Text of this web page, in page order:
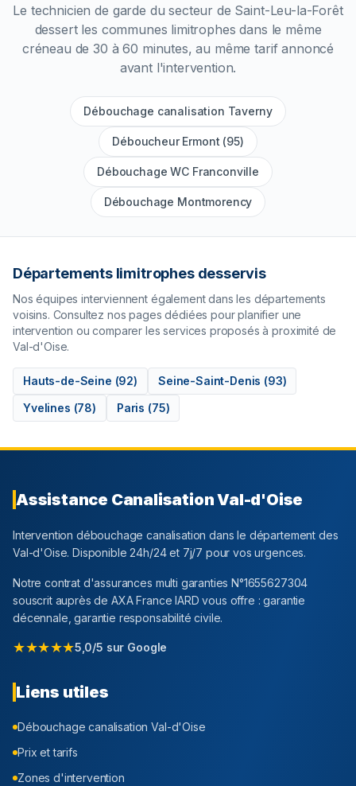
Le technicien de garde du secteur de Saint-Leu-la-Forêt
dessert les communes limitrophes dans le même
créneau de 30 à 60 minutes, au même tarif annoncé
avant l'intervention.
Débouchage canalisation Taverny
Déboucheur Ermont (95)
Débouchage WC Franconville
Débouchage Montmorency
Départements limitrophes desservis
Nos équipes interviennent également dans les départements
voisins. Consultez nos pages dédiées pour planifier une
intervention ou comparer les services proposés à proximité de
Val-d'Oise.
Hauts-de-Seine (92) Seine-Saint-Denis (93)
Yvelines (78) Paris (75)
Assistance CanalisationVal-d'Oise
Intervention débouchage canalisation dans le département des
Val-d'Oise. Disponible 24h/24 et 7j/7 pour vos urgences.
Notre contrat d'assurances multi garanties N°1655627304
souscrit auprès de AXA France IARD vous offre : garantie
décennale, garantie responsabilité civile.
★★★★★5,0/5 sur Google
Liens utiles
Débouchage canalisationVal-d'Oise
Prix et tarifs
Zones d'intervention